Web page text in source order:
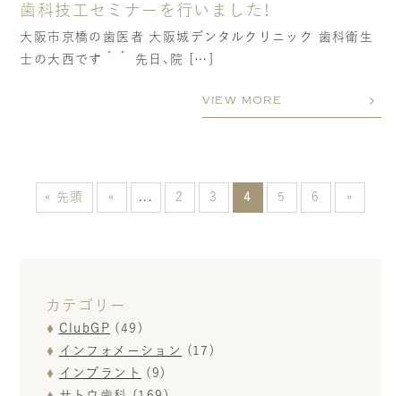
歯科技工セミナーを行いました！
大阪市京橋の歯医者 大阪城デンタルクリニック 歯科衛生
士の大西です＾＾ 先日、院 […]
VIEW MORE
« 先頭 « ... 2 3 4 5 6 »
カテゴリー
ClubGP (49)
インフォメーション
(17)
インプラント
(9)